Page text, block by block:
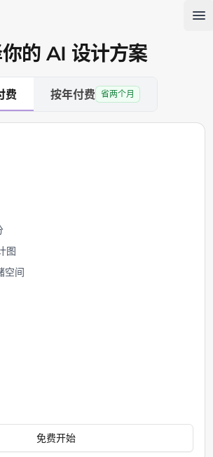
的 AI 设计方案
费 按年付费 省两个月
图
空间
免费开始